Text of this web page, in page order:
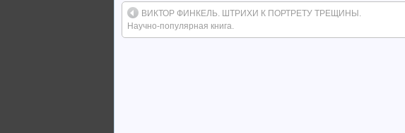
ВИКТОР ФИНКЕЛЬ. ШТРИХИ К ПОРТРЕТУ ТРЕЩИНЫ.
Научно-популярная книга.